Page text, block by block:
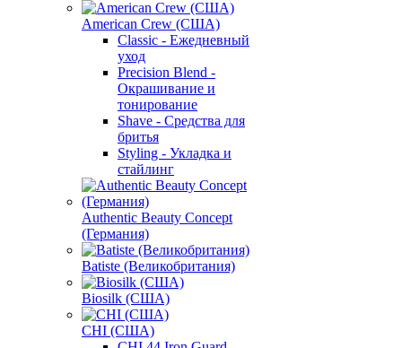
American Crew (США)
Classic - Ежедневный
уход
Precision Blend -
Окрашивание и
тонирование
Shave - Средства для
бритья
Styling - Укладка и
стайлинг
Authentic Beauty Concept
(Германия)
Batiste (Великобритания)
Biosilk (США)
CHI (США)